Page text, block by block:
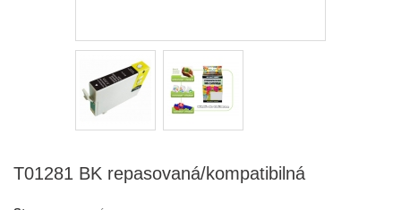
T01281 BK repasovaná/kompatibilná